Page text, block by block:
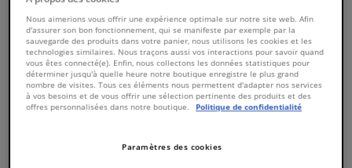
Filtres & liquides
Bagages & transport
Fenêtres & accessoires
Intérieur & ameublement
Nous aimerions vous offrir une expérience optimale sur notre site web. Afin
d'assurer son bon fonctionnement, qui se manifeste par exemple par la
sauvegarde des produits dans votre panier, nous utilisons les cookies et les
technologies similaires. Nous traçons aussi vos interactions pour savoir quand
vous êtes connecté(e). Enfin, nous collectons les données statistiques pour
déterminer jusqu'à quelle heure notre boutique enregistre le plus grand
nombre de visites. Tous ces éléments nous permettent d'adapter nos services
à vos besoins et de vous offrir une sélection pertinente des produits et des
offres personnalisées dans notre boutique.
Politique de confidentialité
Paramètres des cookies